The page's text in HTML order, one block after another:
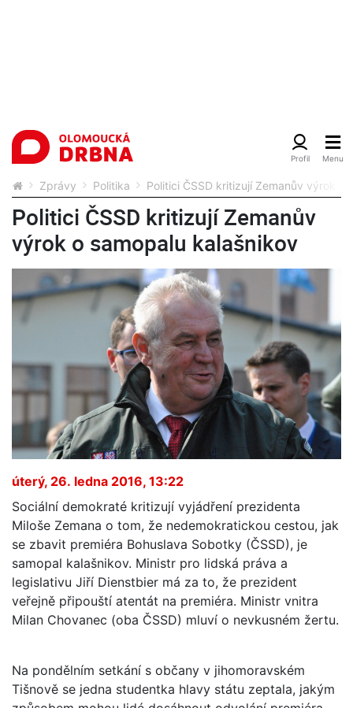
Zprávy Politika Politici ČSSD kritizují Zemanův výrok o
Politici ČSSD kritizují Zemanův
výrok o samopalu kalašnikov
úterý, 26. ledna 2016, 13:22
Sociální demokraté kritizují vyjádření prezidenta
Miloše Zemana o tom, že nedemokratickou cestou, jak
se zbavit premiéra Bohuslava Sobotky (ČSSD), je
samopal kalašnikov. Ministr pro lidská práva a
legislativu Jiří Dienstbier má za to, že prezident
veřejně připouští atentát na premiéra. Ministr vnitra
Milan Chovanec (oba ČSSD) mluví o nevkusném žertu.
Na pondělním setkání s občany v jihomoravském
Tišnově se jedna studentka hlavy státu zeptala, jakým